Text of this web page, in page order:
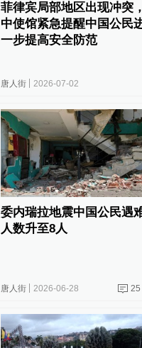
菲律宾局部地区出现冲突，
中使馆紧急提醒中国公民
一步提高安全防范
唐人街 2026-07-02
委内瑞拉地震中国公民遇
人数升至8人
唐人街 2026-06-28 25